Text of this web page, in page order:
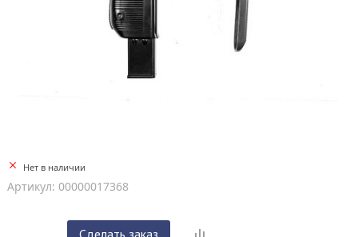
Нет в наличии
Артикул: 00000017368
Сделать заказ